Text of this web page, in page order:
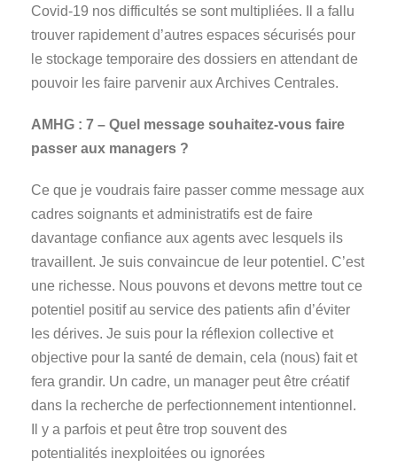
Covid-19 nos difficultés se sont multipliées. Il a fallu
trouver rapidement d’autres espaces sécurisés pour
le stockage temporaire des dossiers en attendant de
pouvoir les faire parvenir aux Archives Centrales.
AMHG : 7 – Quel message souhaitez-vous faire
passer aux managers ?
Ce que je voudrais faire passer comme message aux
cadres soignants et administratifs est de faire
davantage confiance aux agents avec lesquels ils
travaillent. Je suis convaincue de leur potentiel. C’est
une richesse. Nous pouvons et devons mettre tout ce
potentiel positif au service des patients afin d’éviter
les dérives. Je suis pour la réflexion collective et
objective pour la santé de demain, cela (nous) fait et
fera grandir. Un cadre, un manager peut être créatif
dans la recherche de perfectionnement intentionnel.
Il y a parfois et peut être trop souvent des
potentialités inexploitées ou ignorées